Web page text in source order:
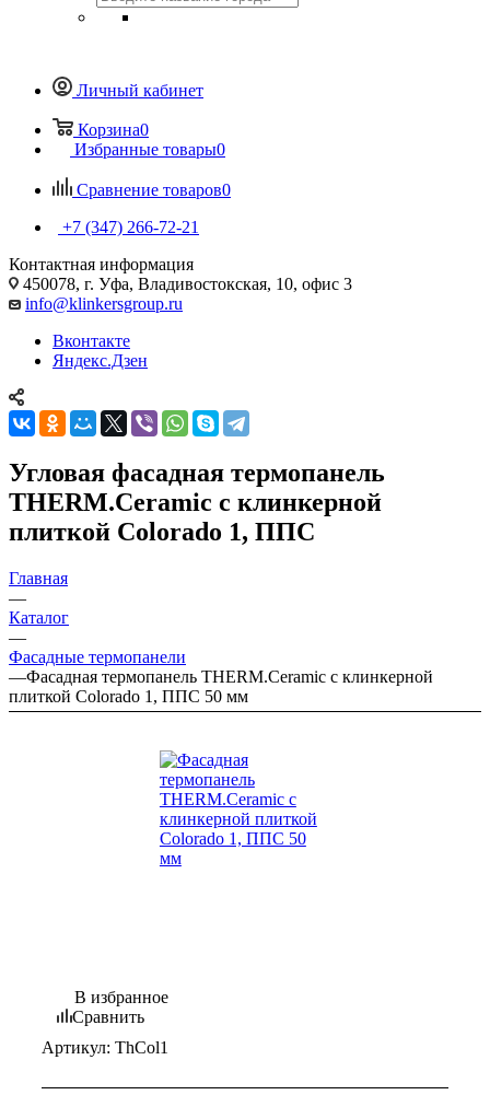
Личный кабинет
Корзина0
Избранные товары0
Сравнение товаров0
+7 (347) 266-72-21
Контактная информация
450078, г. Уфа, Владивостокская, 10, офис 3
info@klinkersgroup.ru
Вконтакте
Яндекс.Дзен
Угловая фасадная термопанель
THERM.Ceramic с клинкерной
плиткой Colorado 1, ППС
Главная
—
Каталог
—
Фасадные термопанели
—Фасадная термопанель THERM.Ceramic с клинкерной
плиткой Colorado 1, ППС 50 мм
В избранное
Сравнить
Артикул: ThCol1